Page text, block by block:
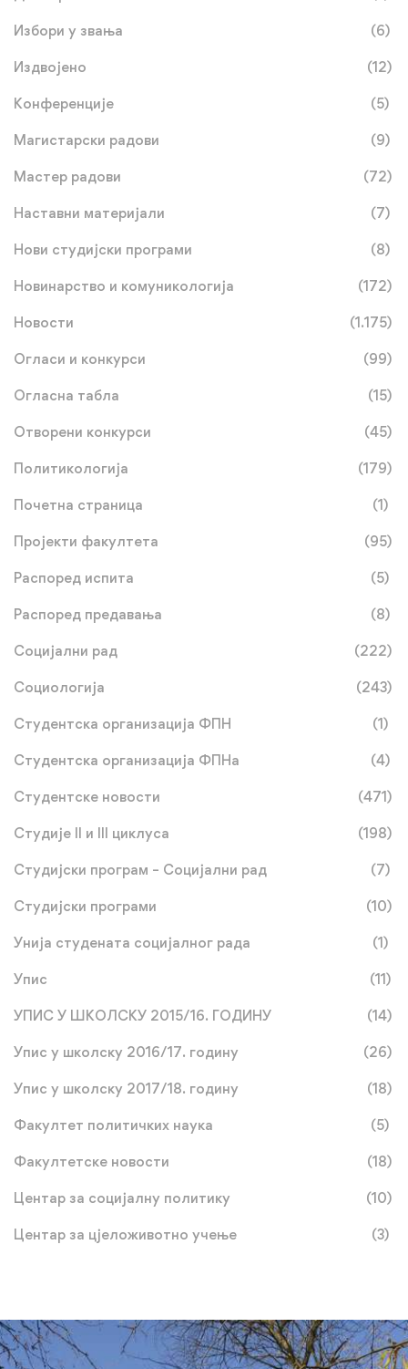
Избори у звања (6)
Издвојено (12)
Конференције (5)
Магистарски радови (9)
Мастер радови (72)
Наставни материјали (7)
Нови студијски програми (8)
Новинарство и комуникологија (172)
Новости (1.175)
Огласи и конкурси (99)
Огласна табла (15)
Отворени конкурси (45)
Политикологија (179)
Почетна страница (1)
Пројекти факултета (95)
Распоред испита (5)
Распоред предавања (8)
Социјални рад (222)
Социологија (243)
Студентска организација ФПН (1)
Студентска организација ФПНа (4)
Студентске новости (471)
Студије II и III циклуса (198)
Студијски програм – Социјални рад (7)
Студијски програми (10)
Унија студената социјалног рада (1)
Упис (11)
УПИС У ШКОЛСКУ 2015/16. ГОДИНУ (14)
Упис у школску 2016/17. годину (26)
Упис у школску 2017/18. годину (18)
Факултет политичких наука (5)
Факултетске новости (18)
Центар за социјалну политику (10)
Центар за цјеложивотно учење (3)